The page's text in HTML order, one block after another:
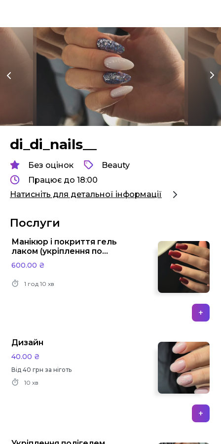
di_di_nails__
Без оцінок
Beauty
Працює до 18:00
Натисніть для детальної інформації
Послуги
Манікюр і покриття гель
лаком (укріплення по
бажанню )
600.00 ₴
1 год 10 хв
+
Дизайн
40.00 ₴
Від 40 грн за ніготь
10 хв
+